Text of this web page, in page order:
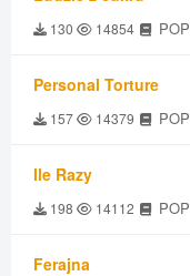
130 14854 POP
Personal Torture
157 14379 POP
Ile Razy
198 14112 POP
Ferajna